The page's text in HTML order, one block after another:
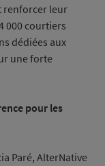
renforcer leur
000 courtiers
dédiées aux
une forte
pour les
Paré, AlterNative